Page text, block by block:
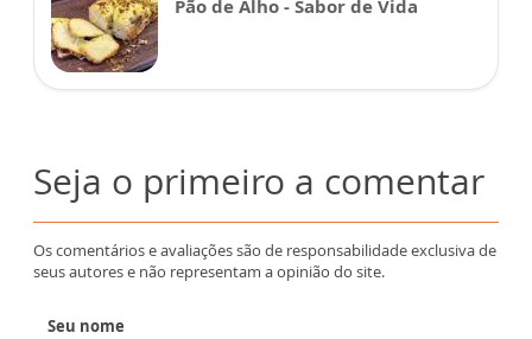
Pão de Alho - Sabor de Vida
Seja o primeiro a comentar
Os comentários e avaliações são de responsabilidade exclusiva de
seus autores e não representam a opinião do site.
Seu nome